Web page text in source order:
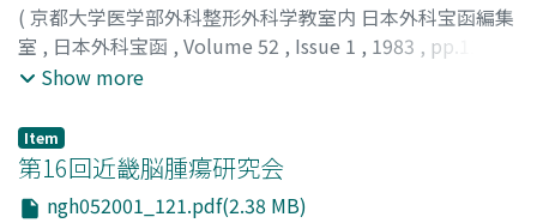
( 京都大学医学部外科整形外科学教室内 日本外科宝函編集
室 , 日本外科宝函 , Volume 52 , Issue 1 , 1983 , pp.112-
120)
CHIAKI
TAKEUCHI, SETSUO;柴, 忠明;
鈴木, 孝雄 ;竹内, 節夫
Show more
Item
第16回近畿脳腫瘍研究会
ngh052001_121.pdf(2.38 MB)